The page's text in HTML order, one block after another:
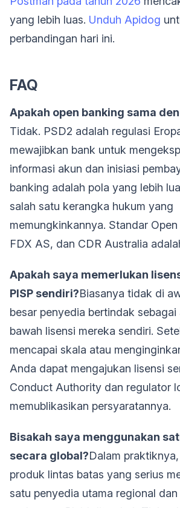
yang lebih luas. Unduh Apidog
perbandingan hari ini.
FAQ
Apakah open banking sama
Tidak. PSD2 adalah regulasi
mewajibkan bank untuk
informasi akun dan inisiasi
banking adalah pola yang lebih
salah satu kerangka hukum yang
memungkinkannya. Standar
FDX AS, dan CDR Australia
Apakah saya memerlukan
PISP sendiri?Biasanya tidak di
besar penyedia bertindak
bawah lisensi mereka sendiri.
mencapai skala atau
Anda dapat mengajukan lisensi
Conduct Authority dan regulator
memublikasikan persyaratannya.
Bisakah saya menggunakan
secara global?Dalam
produk lintas batas yang serius
satu penyedia utama regional